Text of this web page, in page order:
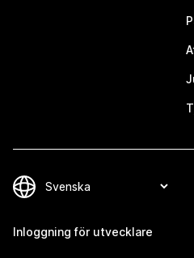
Inloggning för utvecklare